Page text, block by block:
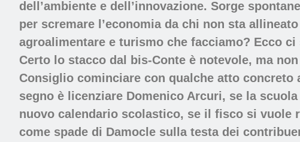
dell’ambiente e dell’innovazione. Sorge
per scremare l’economia da chi non sta
agroalimentare e turismo che facciamo? Ecco
Certo lo stacco dal bis-Conte è notevole, ma
Consiglio cominciare con qualche atto concreto
segno è licenziare Domenico Arcuri, se la
nuovo calendario scolastico, se il fisco si vuole
come spade di Damocle sulla testa dei